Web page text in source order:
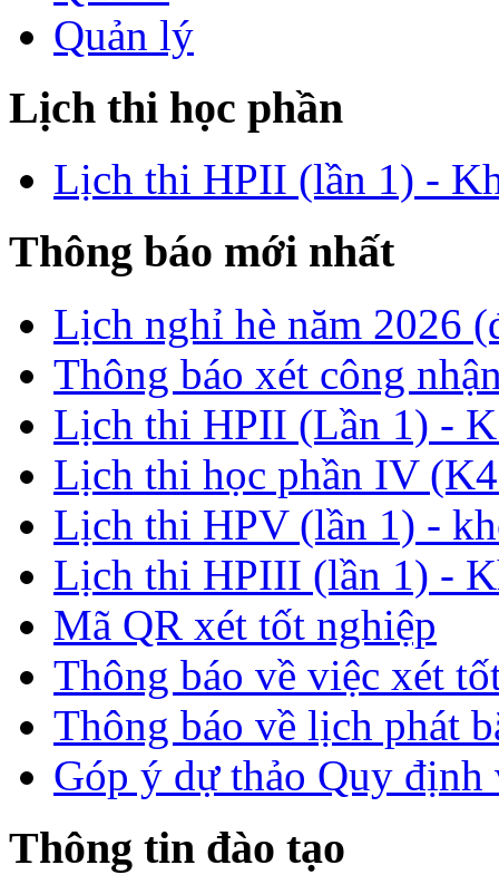
Quản lý
Lịch thi học phần
Lịch thi HPII (lần 1) -
Thông báo mới nhất
Lịch nghỉ hè năm 2026
Thông báo xét công
Lịch thi HPII (Lần 1) -
Lịch thi học phần IV
Lịch thi HPV (lần 1) -
Lịch thi HPIII (lần 1) -
Mã QR xét tốt nghiệp
Thông báo về việc xét
Thông báo về lịch phát
Góp ý dự thảo Quy định
Thông tin đào tạo